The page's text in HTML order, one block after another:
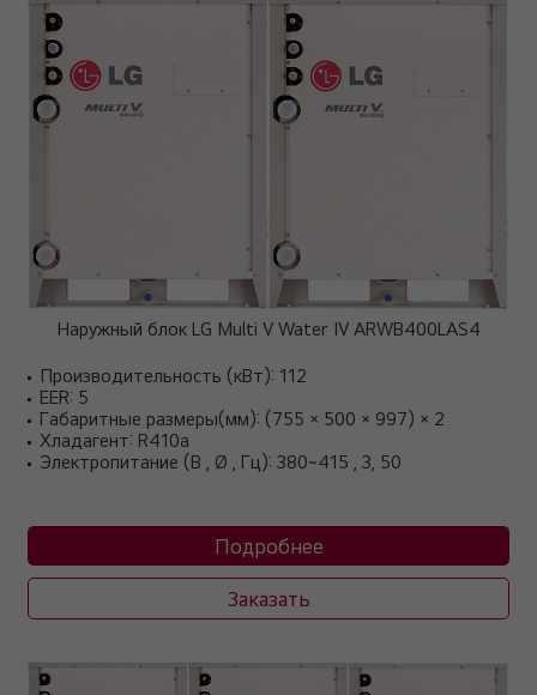
Наружный блок LG Multi V Water IV ARWB400LAS4
Производительность (кВт): 112
EER: 5
Габаритные размеры(мм): (755 × 500 × 997) × 2
Хладагент: R410a
Электропитание (В , Ø , Гц): 380~415 , 3, 50
Подробнее
Заказать